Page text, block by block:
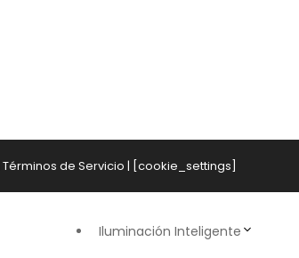
Términos de Servicio | [cookie_settings]
Iluminación Inteligente